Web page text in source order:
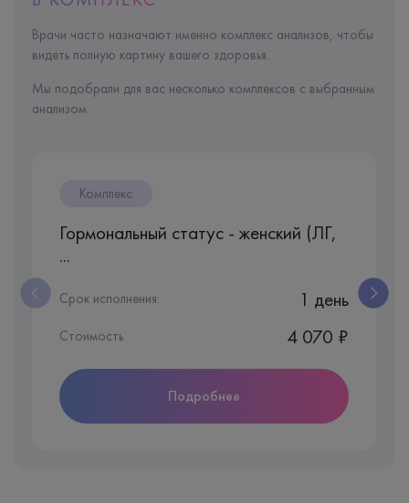
Врачи часто назначают именно комплекс анализов, чтобы
видеть полную картину вашего здоровья.
Мы подобрали для вас несколько комплексов с выбранным
анализом:
Комплекс
Гормональный статус - женский (ЛГ,
...
Срок исполнения: 1 день
Стоимость 4 070 ₽
Подробнее